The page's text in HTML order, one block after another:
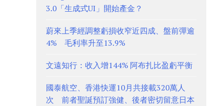
3.0「生成式UI」開始產金？
蔚來上季經調整虧損收窄近四成、盤前彈逾
4% 毛利率升至13.9%
文遠知行：收入增144% 阿布扎比盈虧平衡
國泰航空、香港快運10月共接載320萬人
次 前者聖誕預訂強健、後者密切留意日本